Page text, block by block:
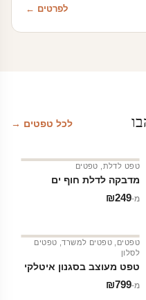
לפרטים ←
לכל טפטים →
טפט לדלת טפטים
מדבקה לדלת חוף ים
מ‑ ₪249
טפטים טפטים למשרד, טפטים
לסלון
טפט מעוצב בסגנון איטלקי
מ‑ ₪799